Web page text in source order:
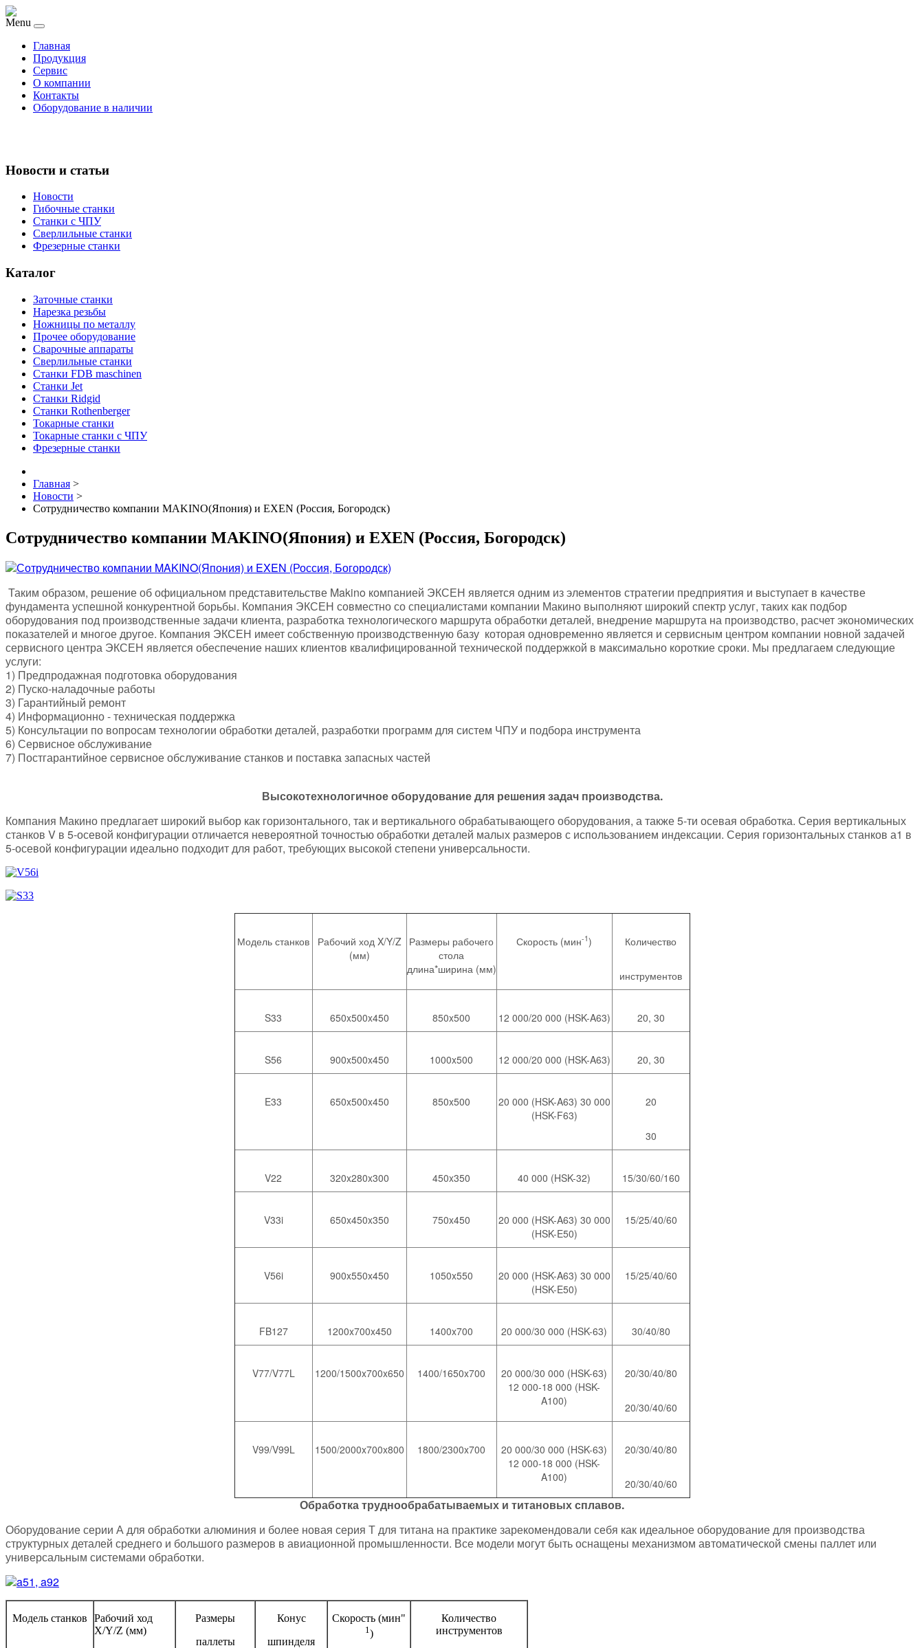
Menu
Главная
Продукция
Сервис
О компании
Контакты
Оборудование в наличии
Новости и статьи
Новости
Гибочные станки
Станки с ЧПУ
Сверлильные станки
Фрезерные станки
Каталог
Заточные станки
Нарезка резьбы
Ножницы по металлу
Прочее оборудование
Сварочные аппараты
Сверлильные станки
Станки FDB maschinen
Станки Jet
Станки Ridgid
Станки Rothenberger
Токарные станки
Токарные станки с ЧПУ
Фрезерные станки
Главная >
Новости >
Сотрудничество компании MAKINO(Япония) и EXEN (Россия, Богородск)
Сотрудничество компании MAKINO(Япония) и EXEN (Россия, Богородск)
Таким образом, решение об официальном представительстве Makino компанией ЭКСЕН является одним из элементов стратегии предприятия и выступает в качестве
фундамента успешной конкурентной борьбы. Компания ЭКСЕН совместно со специалистами компании Макино выполняют широкий спектр услуг, таких как подбор
оборудования под производственные задачи клиента, разработка технологического маршрута обработки деталей, внедрение маршрута на производство, расчет экономических
показателей и многое другое. Компания ЭКСЕН имеет собственную производственную базу которая одновременно является и сервисным центром компании новной задачей
сервисного центра ЭКСЕН является обеспечение наших клиентов квалифицированной технической поддержкой в максимально короткие сроки. Мы предлагаем следующие
услуги:
1) Предпродажная подготовка оборудования
2) Пуско-наладочные работы
3) Гарантийный ремонт
4) Информационно - техническая поддержка
5) Консультации по вопросам технологии обработки деталей, разработки программ для систем ЧПУ и подбора инструмента
6) Сервисное обслуживание
7) Постгарантийное сервисное обслуживание станков и поставка запасных частей
Высокотехнологичное оборудование для решения задач производства.
Компания Макино предлагает широкий выбор как горизонтального, так и вертикального обрабатывающего оборудования, а также 5-ти осевая обработка. Серия вертикальных
станков V в 5-осевой конфигурации отличается невероятной точностью обработки деталей малых размеров с использованием индексации. Серия горизонтальных станков а1 в
5-осевой конфигурации идеально подходит для работ, требующих высокой степени универсальности.
Модель станков
Рабочий ход X/Y/Z
(мм)
Размеры рабочего
стола
длина*ширина (мм)
Скорость (мин-1) Количество
инструментов
S33 650x500x450 850x500 12 000/20 000 (HSK-A63) 20, 30
S56 900x500x450 1000x500 12 000/20 000 (HSK-A63) 20, 30
E33 650x500x450 850x500
20 000 (HSK-A63) 30 000
(HSK-F63)
20
30
V22 320x280x300 450x350 40 000 (HSK-32) 15/30/60/160
V33i 650x450x350 750x450
20 000 (HSK-A63) 30 000
(HSK-E50)
15/25/40/60
V56i 900x550x450 1050x550
20 000 (HSK-A63) 30 000
(HSK-E50)
15/25/40/60
FB127 1200x700x450 1400x700 20 000/30 000 (HSK-63) 30/40/80
V77/V77L 1200/1500x700x650 1400/1650x700
20 000/30 000 (HSK-63)
12 000-18 000 (HSK-
A100)
20/30/40/80
20/30/40/60
V99/V99L 1500/2000x700x800 1800/2300x700
20 000/30 000 (HSK-63)
12 000-18 000 (HSK-
A100)
20/30/40/80
20/30/40/60
Обработка труднообрабатываемых и титановых сплавов.
Оборудование серии А для обработки алюминия и более новая серия Т для титана на практике зарекомендовали себя как идеальное оборудование для производства
структурных деталей среднего и большого размеров в авиационной промышленности. Все модели могут быть оснащены механизмом автоматической смены паллет или
универсальным системами обработки.
Модель станков
Рабочий ход
X/Y/Z (мм)
Размеры
паллеты
Конус
шпинделя
Скорость (мин"
1 )
Количество
инструментов